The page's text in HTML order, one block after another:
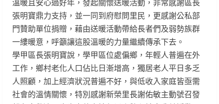
溫暖且安心過好年，發起關懷送暖活動，非常感謝區長
張明寶鼎力支持，並一同到府慰問里民，更感謝公私部
門贊助單位捐贈，藉由送暖活動帶給長者們及弱勢族群
一縷暖意，呼籲讓這股溫暖的力量繼續傳承下去。
學甲區長張明寶說，學甲區位處偏鄉，年輕人普遍在外
工作，鄉村老化人口佔比日漸增高，獨居老人平日多乏
人照顧，加上經濟狀況普遍不好，與低收入家庭皆亟需
社會的溫情關懷，特別感謝新榮里長謝佑敏主動號召發